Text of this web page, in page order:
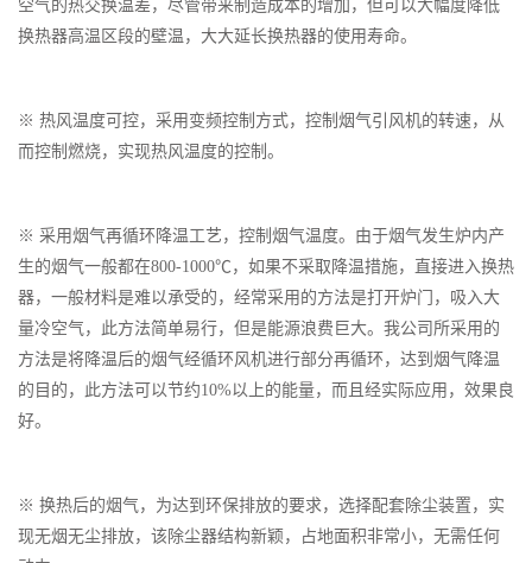
空气的热交换温差，尽管带来制造成本的增加，但可以大幅度降低
换热器高温区段的壁温，大大延长换热器的使用寿命。
※ 热风温度可控，采用变频控制方式，控制烟气引风机的转速，从
而控制燃烧，实现热风温度的控制。
※ 采用烟气再循环降温工艺，控制烟气温度。由于烟气发生炉内产
生的烟气一般都在800-1000℃，如果不采取降温措施，直接进入换热
器，一般材料是难以承受的，经常采用的方法是打开炉门，吸入大
量冷空气，此方法简单易行，但是能源浪费巨大。我公司所采用的
方法是将降温后的烟气经循环风机进行部分再循环，达到烟气降温
的目的，此方法可以节约10%以上的能量，而且经实际应用，效果良
好。
※ 换热后的烟气，为达到环保排放的要求，选择配套除尘装置，实
现无烟无尘排放，该除尘器结构新颖，占地面积非常小，无需任何